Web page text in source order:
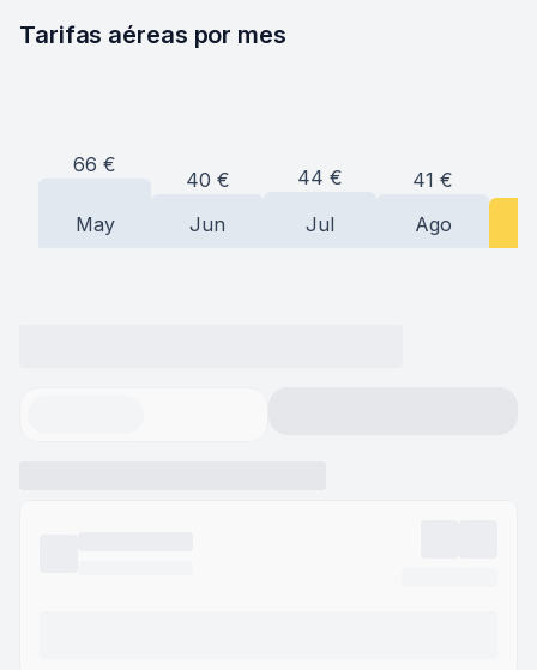
Tarifas aéreas por mes
66 €
May
40 €
Jun
44 €
Jul
41 €
Ago